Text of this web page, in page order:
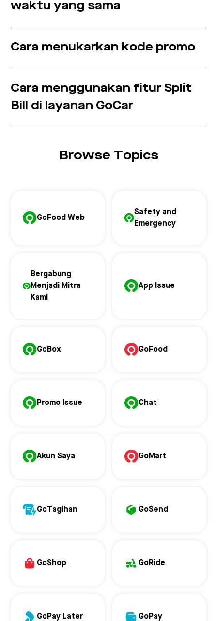
waktu yang sama
Cara menukarkan kode promo
Cara menggunakan fitur Split
Bill di layanan GoCar
Browse Topics
GoFood Web
Safety and
Emergency
Bergabung
Menjadi Mitra
Kami
App Issue
GoBox GoFood
Promo Issue Chat
Akun Saya GoMart
GoTagihan GoSend
GoShop GoRide
GoPay Later GoPay